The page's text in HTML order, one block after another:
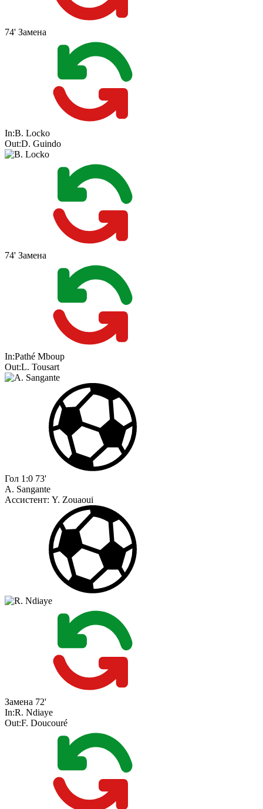
74' Замена
In:B. Locko
Out:D. Guindo
74' Замена
In:Pathé Mboup
Out:L. Tousart
Гол 1:0 73'
A. Sangante
Ассистент: Y. Zouaoui
Замена 72'
In:R. Ndiaye
Out:F. Doucouré